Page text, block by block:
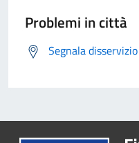
Problemi in città
Segnala disservizio